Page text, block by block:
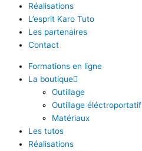
Réalisations
L’esprit Karo Tuto
Les partenaires
Contact
Formations en ligne
La boutique
Outillage
Outillage éléctroportatif
Matériaux
Les tutos
Réalisations